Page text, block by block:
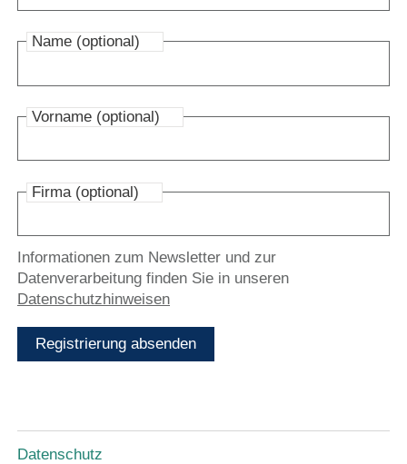
Name (optional)
Vorname (optional)
Firma (optional)
Informationen zum Newsletter und zur
Datenverarbeitung finden Sie in unseren
Datenschutzhinweisen
Registrierung absenden
Datenschutz